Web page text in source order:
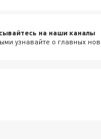
на наши каналы
узнавайте о главных